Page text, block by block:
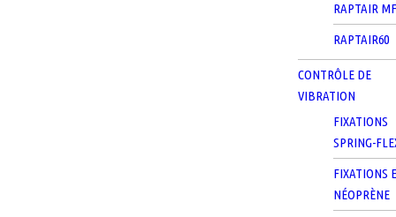
RAPTAIR MF
RAPTAIR60
CONTRÔLE DE
VIBRATION
FIXATIONS
SPRING-
FIXATIONS
NÉOPRÈNE